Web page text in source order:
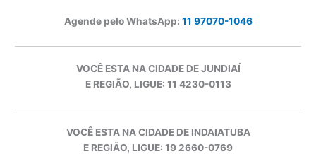
Agende pelo WhatsApp: 11 97070-1046
VOCÊ ESTA NA CIDADE DE JUNDIAÍ
E REGIÃO, LIGUE: 11 4230-0113
VOCÊ ESTA NA CIDADE DE INDAIATUBA
E REGIÃO, LIGUE: 19 2660-0769